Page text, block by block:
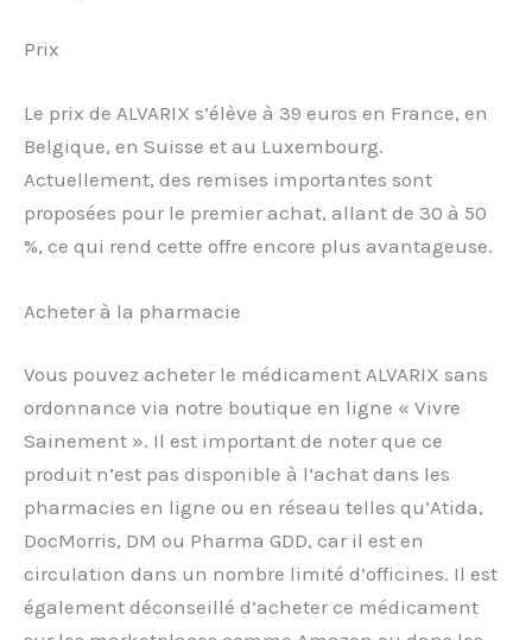
Prix
Le prix de ALVARIX s’élève à 39 euros en France, en
Belgique, en Suisse et au Luxembourg.
Actuellement, des remises importantes sont
proposées pour le premier achat, allant de 30 à 50
%, ce qui rend cette offre encore plus avantageuse.
Acheter à la pharmacie
Vous pouvez acheter le médicament ALVARIX sans
ordonnance via notre boutique en ligne « Vivre
Sainement ». Il est important de noter que ce
produit n’est pas disponible à l’achat dans les
pharmacies en ligne ou en réseau telles qu’Atida,
DocMorris, DM ou Pharma GDD, car il est en
circulation dans un nombre limité d’officines. Il est
également déconseillé d’acheter ce médicament